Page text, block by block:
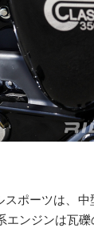
ポーツは、中
エンジンは瓦